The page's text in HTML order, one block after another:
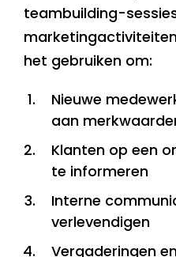
teambuilding-
het gebruiken om:
Nieuwe
aan
Klanten op een
te informeren
Interne
verlevendigen
Vergaderingen